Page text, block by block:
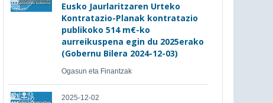
Eusko Jaurlaritzaren Urteko
Kontratazio-Planak kontratazio
publikoko 514 m€-ko
aurreikuspena egin du 2025erako
(Gobernu Bilera 2024-12-03)
Ogasun eta Finantzak
2025-12-02